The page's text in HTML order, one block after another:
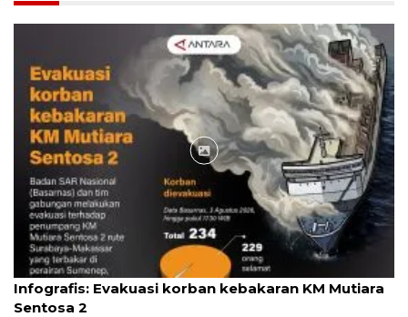
Infografik
Infografis: Evakuasi korban kebakaran KM Mutiara
Sentosa 2